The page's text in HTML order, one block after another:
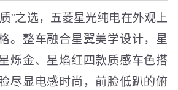
”之选，五菱星光纯电在外观上
。整车融合星翼美学设计，星
烁金、星焰红四款质感车色搭
尽显电感时尚，前脸低趴的俯